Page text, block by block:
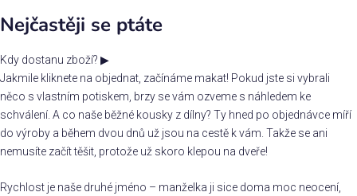
Nejčastěji se ptáte
Kdy dostanu zboží? ▶
Jakmile kliknete na objednat, začínáme makat! Pokud jste si vybrali
něco s vlastním potiskem, brzy se vám ozveme s náhledem ke
schválení. A co naše běžné kousky z dílny? Ty hned po objednávce míří
do výroby a během dvou dnů už jsou na cestě k vám. Takže se ani
nemusíte začít těšit, protože už skoro klepou na dveře!
Rychlost je naše druhé jméno – manželka ji sice doma moc neocení,